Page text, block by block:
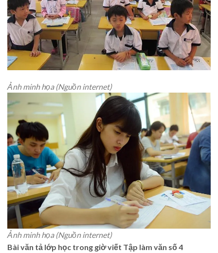
Ảnh minh họa (Nguồn internet)
Ảnh minh họa (Nguồn internet)
Bài văn tả lớp học trong giờ viết Tập làm văn số 4